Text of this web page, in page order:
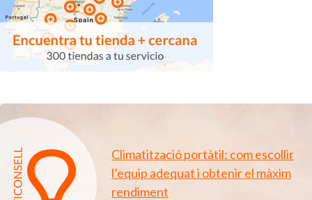
Climatització portàtil: com escollir
l’equip adequat i obtenir el màxim
rendiment